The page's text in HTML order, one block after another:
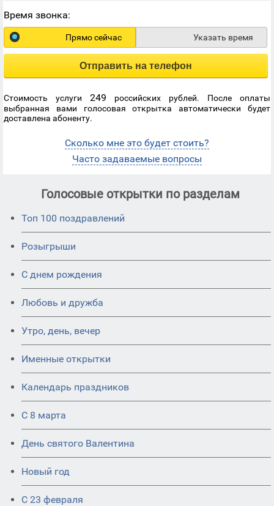
Время звонка:
Прямо сейчас Указать время
Отправить на телефон
Стоимость услуги 249 российских рублей. После оплаты
выбранная вами голосовая открытка автоматически будет
доставлена абоненту.
Сколько мне это будет стоить?
Часто задаваемые вопросы
Голосовые открытки по разделам
Топ 100 поздравлений
Розыгрыши
С днем рождения
Любовь и дружба
Утро, день, вечер
Именные открытки
Календарь праздников
С 8 марта
День святого Валентина
Новый год
С 23 февраля